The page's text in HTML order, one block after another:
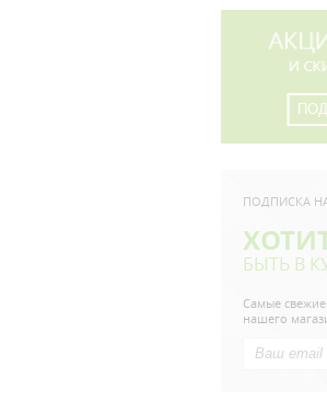
ПОДПИСКА
БЫТЬ В
Самые
нашего